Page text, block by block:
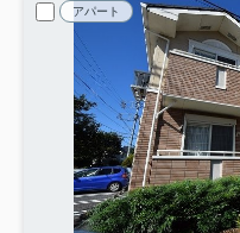
アパート